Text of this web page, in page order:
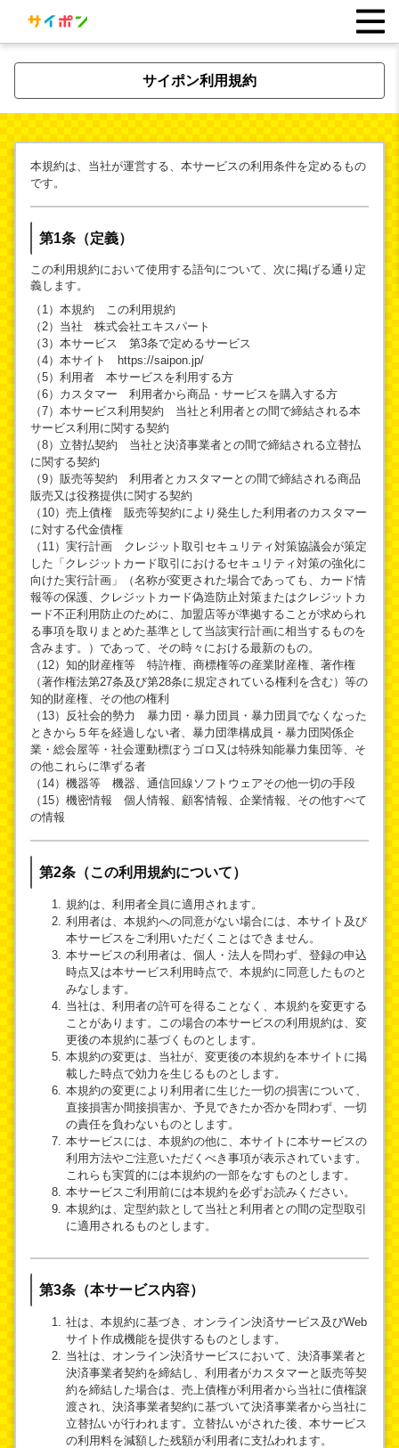
サイポン利用規約
本規約は、当社が運営する、本サービスの利用条件を定めるもの
です。
第1条（定義）
この利用規約において使用する語句について、次に掲げる通り定
義します。
（1）本規約 この利用規約
（2）当社 株式会社エキスパート
（3）本サービス 第3条で定めるサービス
（4）本サイト https://saipon.jp/
（5）利用者 本サービスを利用する方
（6）カスタマー 利用者から商品・サービスを購入する方
（7）本サービス利用契約 当社と利用者との間で締結される本
サービス利用に関する契約
（8）立替払契約 当社と決済事業者との間で締結される立替払
に関する契約
（9）販売等契約 利用者とカスタマーとの間で締結される商品
販売又は役務提供に関する契約
（10）売上債権 販売等契約により発生した利用者のカスタマー
に対する代金債権
（11）実行計画 クレジット取引セキュリティ対策協議会が策定
した「クレジットカード取引におけるセキュリティ対策の強化に
向けた実行計画」（名称が変更された場合であっても、カード情
報等の保護、クレジットカード偽造防止対策またはクレジットカ
ード不正利用防止のために、加盟店等が準拠することが求められ
る事項を取りまとめた基準として当該実行計画に相当するものを
含みます。）であって、その時々における最新のもの。
（12）知的財産権等 特許権、商標権等の産業財産権、著作権
（著作権法第27条及び第28条に規定されている権利を含む）等の
知的財産権、その他の権利
（13）反社会的勢力 暴力団・暴力団員・暴力団員でなくなった
ときから５年を経過しない者、暴力団準構成員・暴力団関係企
業・総会屋等・社会運動標ぼうゴロ又は特殊知能暴力集団等、そ
の他これらに準ずる者
（14）機器等 機器、通信回線ソフトウェアその他一切の手段
（15）機密情報 個人情報、顧客情報、企業情報、その他すべて
の情報
第2条（この利用規約について）
規約は、利用者全員に適用されます。
利用者は、本規約への同意がない場合には、本サイト及び
本サービスをご利用いただくことはできません。
本サービスの利用者は、個人・法人を問わず、登録の申込
時点又は本サービス利用時点で、本規約に同意したものと
みなします。
当社は、利用者の許可を得ることなく、本規約を変更する
ことがあります。この場合の本サービスの利用規約は、変
更後の本規約に基づくものとします。
本規約の変更は、当社が、変更後の本規約を本サイトに掲
載した時点で効力を生じるものとします。
本規約の変更により利用者に生じた一切の損害について、
直接損害か間接損害か、予見できたか否かを問わず、一切
の責任を負わないものとします。
本サービスには、本規約の他に、本サイトに本サービスの
利用方法やご注意いただくべき事項が表示されています。
これらも実質的には本規約の一部をなすものとします。
本サービスご利用前には本規約を必ずお読みください。
本規約は、定型約款として当社と利用者との間の定型取引
に適用されるものとします。
第3条（本サービス内容）
社は、本規約に基づき、オンライン決済サービス及びWeb
サイト作成機能を提供するものとします。
当社は、オンライン決済サービスにおいて、決済事業者と
決済事業者契約を締結し、利用者がカスタマーと販売等契
約を締結した場合は、売上債権が利用者から当社に債権譲
渡され、決済事業者契約に基づいて決済事業者から当社に
立替払いが行われます。立替払いがされた後、本サービス
の利用料を減額した残額が利用者に支払われます。